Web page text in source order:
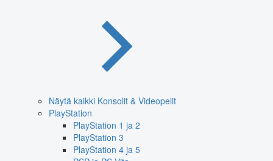
Näytä kaikki Konsolit & Videopelit
PlayStation
PlayStation 1 ja 2
PlayStation 3
PlayStation 4 ja 5